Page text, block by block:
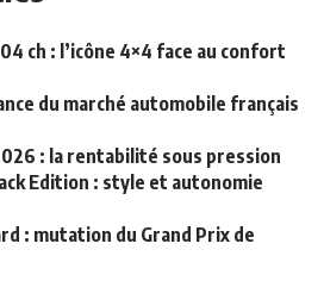
ch : l’icône 4×4 face au confort
du marché automobile français
: la rentabilité sous pression
Edition : style et autonomie
: mutation du Grand Prix de